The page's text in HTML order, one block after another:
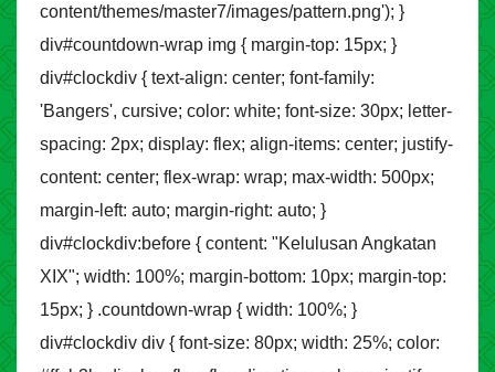
content/themes/master7/images/pattern.png'); }
div#countdown-wrap img { margin-top: 15px; }
div#clockdiv { text-align: center; font-family:
'Bangers', cursive; color: white; font-size: 30px; letter-
spacing: 2px; display: flex; align-items: center; justify-
content: center; flex-wrap: wrap; max-width: 500px;
margin-left: auto; margin-right: auto; }
div#clockdiv:before { content: "Kelulusan Angkatan
XIX"; width: 100%; margin-bottom: 10px; margin-top:
15px; } .countdown-wrap { width: 100%; }
div#clockdiv div { font-size: 80px; width: 25%; color: